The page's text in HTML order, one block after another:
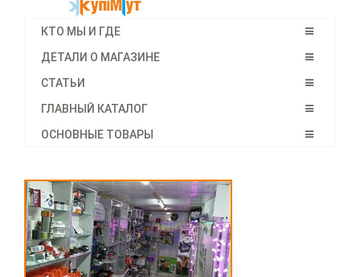
КТО МЫ И ГДЕ
ДЕТАЛИ О МАГАЗИНЕ
СТАТЬИ
ГЛАВНЫЙ КАТАЛОГ
ОСНОВНЫЕ ТОВАРЫ